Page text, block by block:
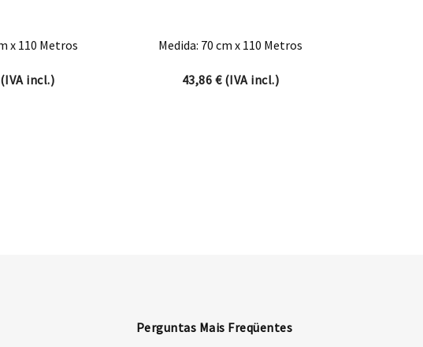
x 110 Metros
incl.)
Medida: 70 cm x 110 Metros
43,86 €(IVA incl.)
Perguntas Mais Freqüentes